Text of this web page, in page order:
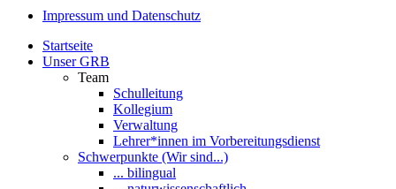
Impressum und Datenschutz
Startseite
Unser GRB
Team
Schulleitung
Kollegium
Verwaltung
Lehrer*innen im Vorbereitungsdienst
Schwerpunkte (Wir sind...)
... bilingual